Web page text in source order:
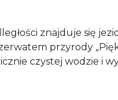
znajduje się
przyrody
czystej wodzie i